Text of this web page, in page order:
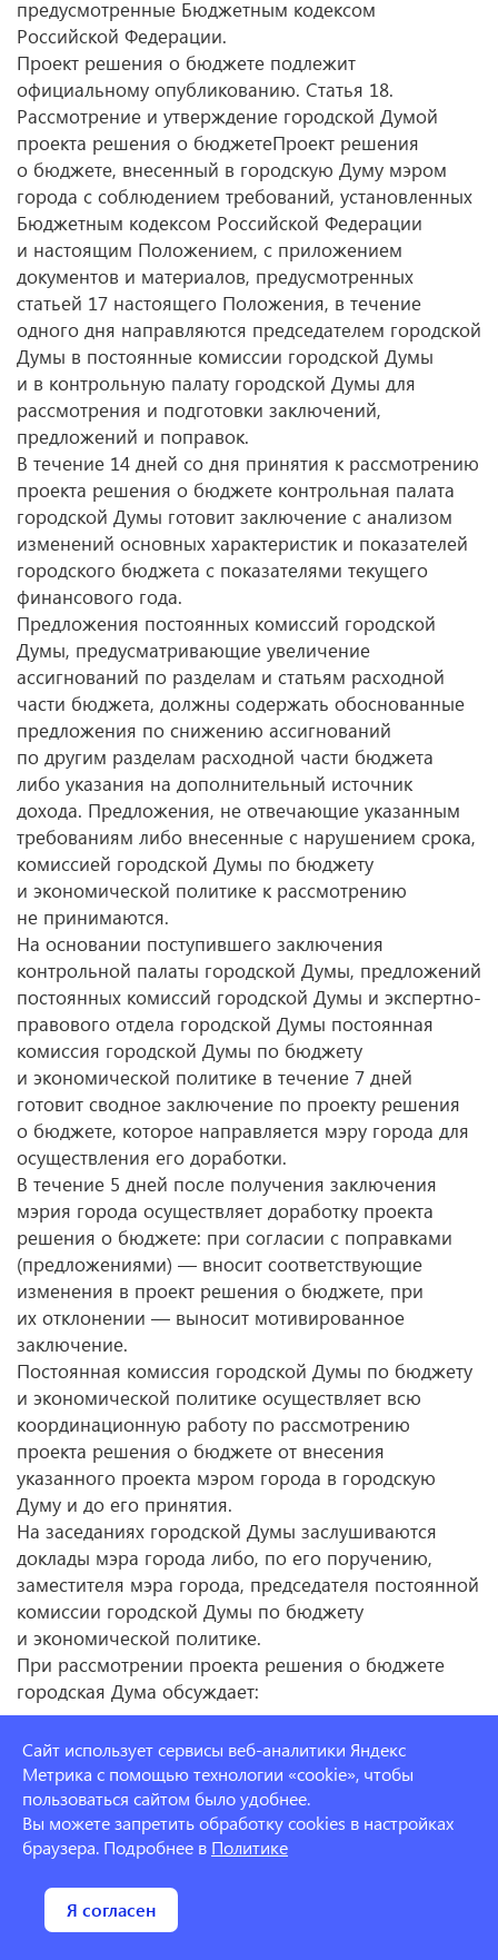
предусмотренные Бюджетным кодексом
Российской Федерации.
Проект решения о бюджете подлежит
официальному опубликованию. Статья 18.
Рассмотрение и утверждение городской Думой
проекта решения о бюджетеПроект решения
о бюджете, внесенный в городскую Думу мэром
города с соблюдением требований, установленных
Бюджетным кодексом Российской Федерации
и настоящим Положением, с приложением
документов и материалов, предусмотренных
статьей 17 настоящего Положения, в течение
одного дня направляются председателем городской
Думы в постоянные комиссии городской Думы
и в контрольную палату городской Думы для
рассмотрения и подготовки заключений,
предложений и поправок.
В течение 14 дней со дня принятия к рассмотрению
проекта решения о бюджете контрольная палата
городской Думы готовит заключение с анализом
изменений основных характеристик и показателей
городского бюджета с показателями текущего
финансового года.
Предложения постоянных комиссий городской
Думы, предусматривающие увеличение
ассигнований по разделам и статьям расходной
части бюджета, должны содержать обоснованные
предложения по снижению ассигнований
по другим разделам расходной части бюджета
либо указания на дополнительный источник
дохода. Предложения, не отвечающие указанным
требованиям либо внесенные с нарушением срока,
комиссией городской Думы по бюджету
и экономической политике к рассмотрению
не принимаются.
На основании поступившего заключения
контрольной палаты городской Думы, предложений
постоянных комиссий городской Думы и экспертно-
правового отдела городской Думы постоянная
комиссия городской Думы по бюджету
и экономической политике в течение 7 дней
готовит сводное заключение по проекту решения
о бюджете, которое направляется мэру города для
осуществления его доработки.
В течение 5 дней после получения заключения
мэрия города осуществляет доработку проекта
решения о бюджете: при согласии с поправками
(предложениями) — вносит соответствующие
изменения в проект решения о бюджете, при
их отклонении — выносит мотивированное
заключение.
Постоянная комиссия городской Думы по бюджету
и экономической политике осуществляет всю
координационную работу по рассмотрению
проекта решения о бюджете от внесения
указанного проекта мэром города в городскую
Думу и до его принятия.
На заседаниях городской Думы заслушиваются
доклады мэра города либо, по его поручению,
заместителя мэра города, председателя постоянной
комиссии городской Думы по бюджету
и экономической политике.
При рассмотрении проекта решения о бюджете
городская Дума обсуждает:
прогноз социально-экономического развития
города;
основные направления бюджетной и налоговой
политики;
доходы городского бюджета по группам,
подгруппам и статьям классификации доходов
нормативную величину резервного фонда мэрии
города в очередном финансовом году и плановом
Сайт использует сервисы веб-аналитики Яндекс
Метрика с помощью технологии «cookie», чтобы
пользоваться сайтом было удобнее.
Вы можете запретить обработку cookies в настройках
браузера. Подробнее в Политике